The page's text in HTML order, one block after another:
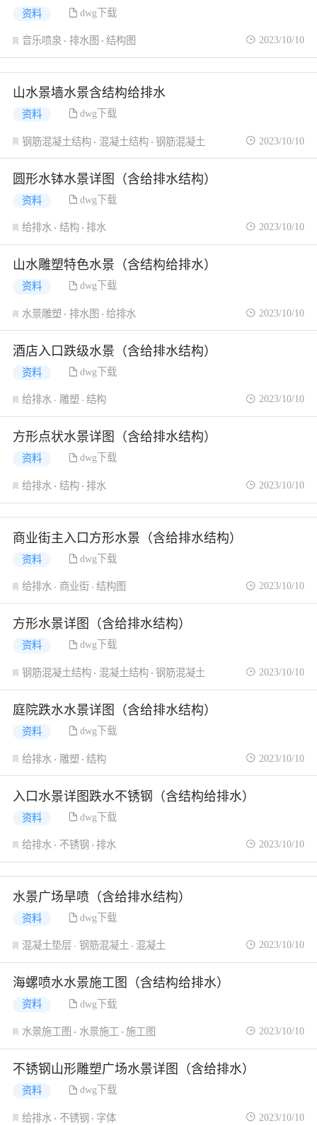
资料 dwg下载
音乐喷泉 排水图 结构图 2023/10/10
山水景墙水景含结构给排水
资料 dwg下载
钢筋混凝土结构 混凝土结构 钢筋混凝土 2023/10/10
圆形水钵水景详图（含给排水结构）
资料 dwg下载
给排水 结构 排水 2023/10/10
山水雕塑特色水景（含结构给排水）
资料 dwg下载
水景雕塑 排水图 给排水 2023/10/10
酒店入口跌级水景（含给排水结构）
资料 dwg下载
给排水 雕塑 结构 2023/10/10
方形点状水景详图（含给排水结构）
资料 dwg下载
给排水 结构 排水 2023/10/10
商业街主入口方形水景（含给排水结构）
资料 dwg下载
给排水 商业街 结构图 2023/10/10
方形水景详图（含给排水结构）
资料 dwg下载
钢筋混凝土结构 混凝土结构 钢筋混凝土 2023/10/10
庭院跌水水景详图（含给排水结构）
资料 dwg下载
给排水 雕塑 结构 2023/10/10
入口水景详图跌水不锈钢（含结构给排水）
资料 dwg下载
给排水 不锈钢 排水 2023/10/10
水景广场旱喷（含给排水结构）
资料 dwg下载
混凝土垫层 钢筋混凝土 混凝土 2023/10/10
海螺喷水水景施工图（含结构给排水）
资料 dwg下载
水景施工图 水景施工 施工图 2023/10/10
不锈钢山形雕塑广场水景详图（含给排水）
资料 dwg下载
给排水 不锈钢 字体 2023/10/10